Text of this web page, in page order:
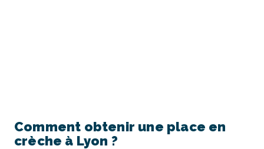
Comment obtenir une place en
crèche à Lyon ?